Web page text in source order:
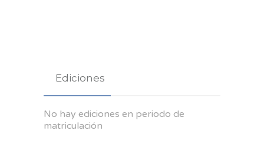
Ediciones
No hay ediciones en periodo de
matriculación